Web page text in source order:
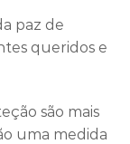
paz de
queridos e
são mais
uma medida